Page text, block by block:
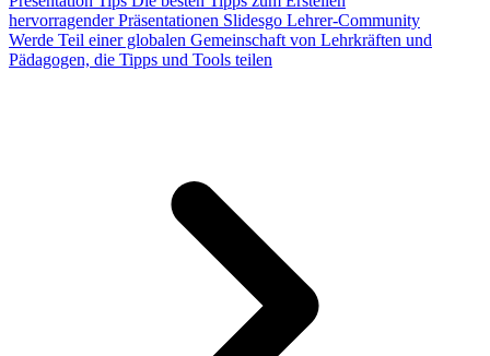
hervorragender Präsentationen Slidesgo Lehrer-Community
Werde Teil einer globalen Gemeinschaft von Lehrkräften und
Pädagogen, die Tipps und Tools teilen